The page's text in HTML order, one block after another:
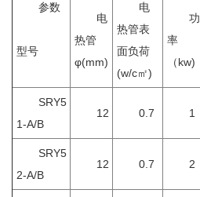
参数
型号
电
热管
φ(mm)
电
热管表
面负荷
(w/c㎡)
功
率
（kw)
SRY5
1-A/B
12 0.7 1
SRY5
2-A/B
12 0.7 2